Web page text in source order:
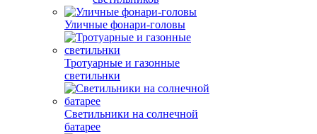
Уличные фонари-головы
Тротуарные и газонные
светильнки
Светильники на солнечной
батарее